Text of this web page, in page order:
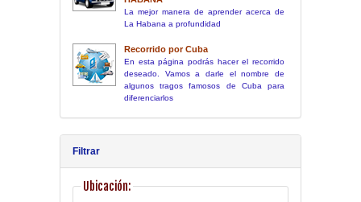
La mejor manera de aprender acerca de
La Habana a profundidad
Recorrido por Cuba
En esta página podrás hacer el recorrido
deseado. Vamos a darle el nombre de
algunos tragos famosos de Cuba para
diferenciarlos
Filtrar
Ubicación: